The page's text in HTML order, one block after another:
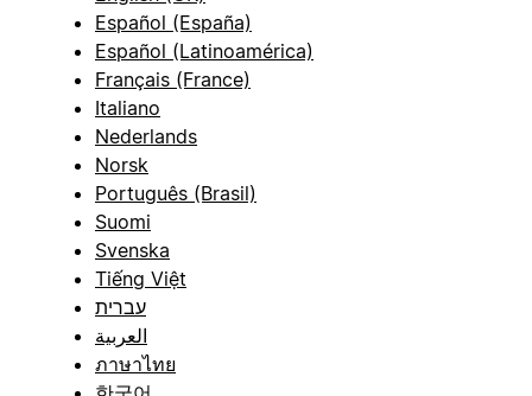
Español (España)
Español (Latinoamérica)
Français (France)
Italiano
Nederlands
Norsk
Português (Brasil)
Suomi
Svenska
Tiếng Việt
עברית
العربية
ภาษาไทย